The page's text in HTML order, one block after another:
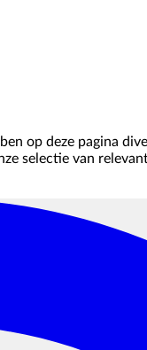
op deze pagina
selectie van